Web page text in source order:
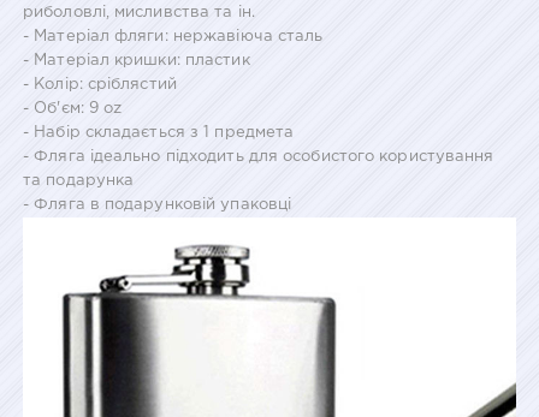
риболовлі, мисливства та ін.
- Матеріал фляги: нержавіюча сталь
- Матеріал кришки: пластик
- Колір: сріблястий
- Об'єм: 9 oz
- Набір складається з 1 предмета
- Фляга ідеально підходить для особистого користування
та подарунка
- Фляга в подарунковій упаковці